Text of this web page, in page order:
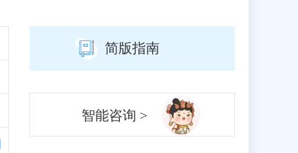
简版指南
智能咨询 >